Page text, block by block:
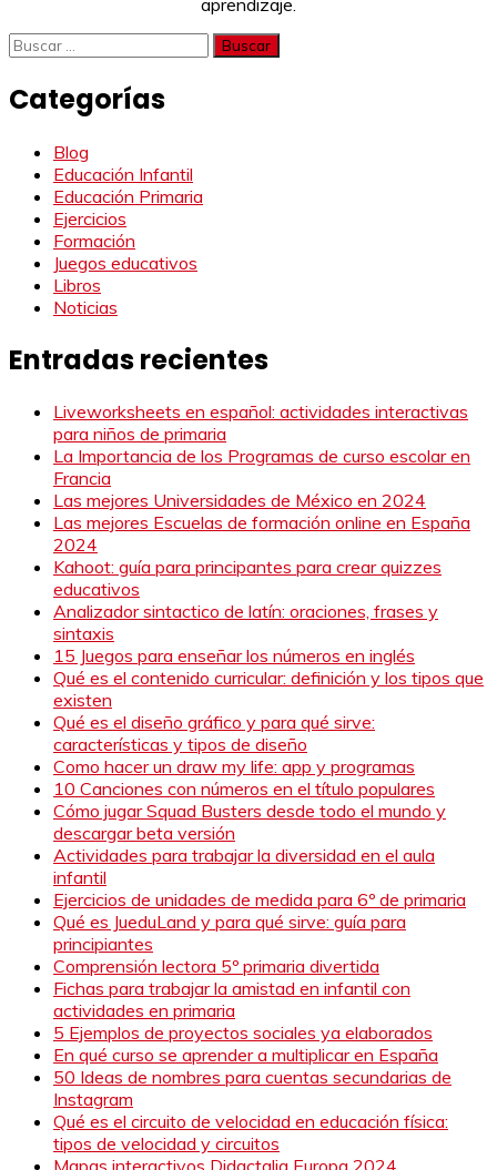
Buscar:
Categorías
Blog
Educación Infantil
Educación Primaria
Ejercicios
Formación
Juegos educativos
Libros
Noticias
Entradas recientes
Liveworksheets en español: actividades interactivas
para niños de primaria
La Importancia de los Programas de curso escolar en
Francia
Las mejores Universidades de México en 2024
Las mejores Escuelas de formación online en España
2024
Kahoot: guía para principantes para crear quizzes
educativos
Analizador sintactico de latín: oraciones, frases y
sintaxis
15 Juegos para enseñar los números en inglés
Qué es el contenido curricular: definición y los tipos que
existen
Qué es el diseño gráfico y para qué sirve:
características y tipos de diseño
Como hacer un draw my life: app y programas
10 Canciones con números en el título populares
Cómo jugar Squad Busters desde todo el mundo y
descargar beta versión
Actividades para trabajar la diversidad en el aula
infantil
Ejercicios de unidades de medida para 6º de primaria
Qué es JueduLand y para qué sirve: guía para
principiantes
Comprensión lectora 5º primaria divertida
Fichas para trabajar la amistad en infantil con
actividades en primaria
5 Ejemplos de proyectos sociales ya elaborados
En qué curso se aprender a multiplicar en España
50 Ideas de nombres para cuentas secundarias de
Instagram
Qué es el circuito de velocidad en educación física:
tipos de velocidad y circuitos